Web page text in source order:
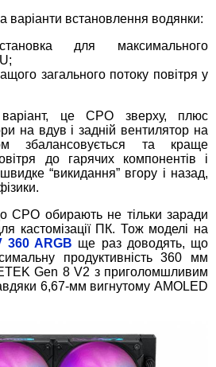
варіанти встановлення водянки:
для максимального
загального потоку повітря у
варіант, це СРО зверху, плюс
на вдув і задній вентилятор на
збалансовується та краще
до гарячих компонентів і
“викидання” вгору і назад,
СРО обирають не тільки заради
кастомізації ПК. Тож моделі на
360 ARGB ще раз доводять, що
продуктивність 360 мм
Gen 8 V2 з приголомшливим
6,67-мм вигнутому AMOLED